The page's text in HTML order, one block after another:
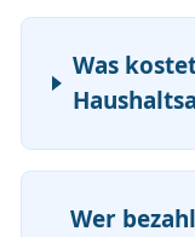
Was
Wer